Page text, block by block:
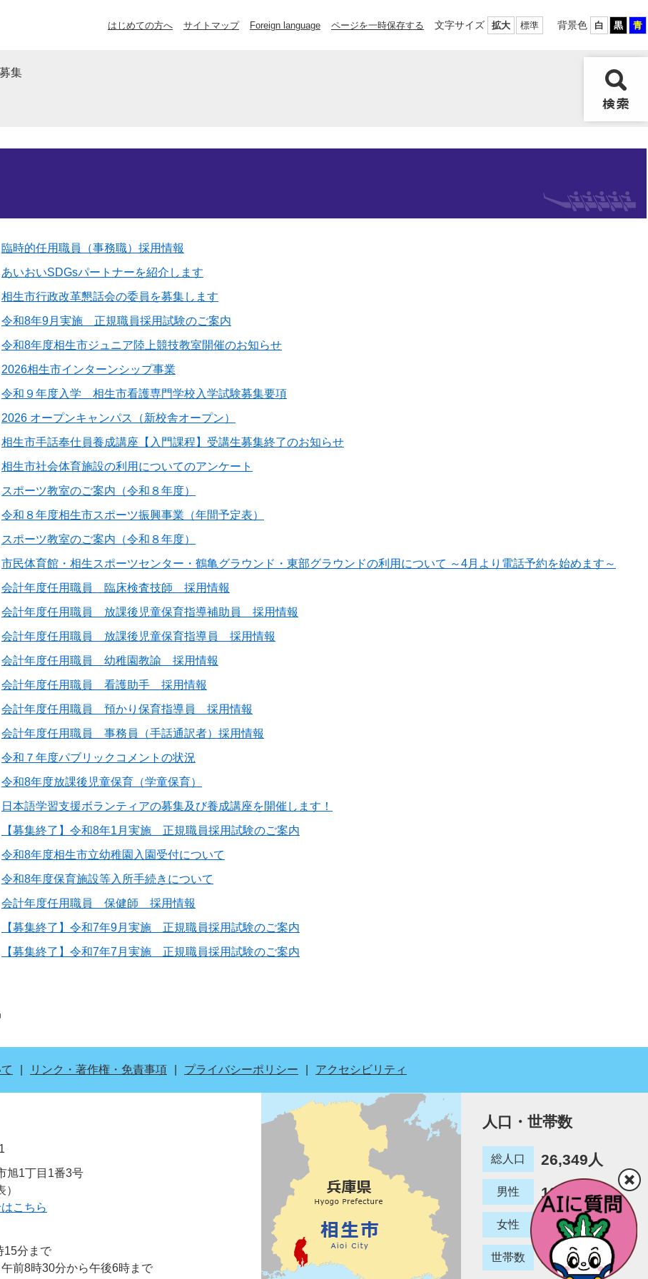
はじめての方へ サイトマップ Foreign language ページを一時保存する 文字サイズ 拡大 標準 背景色 白 黒 青
募集
臨時的任用職員（事務職）採用情報
あいおいSDGsパートナーを紹介します
相生市行政改革懇話会の委員を募集します
令和8年9月実施 正規職員採用試験のご案内
令和8年度相生市ジュニア陸上競技教室開催のお知らせ
2026相生市インターンシップ事業
令和９年度入学 相生市看護専門学校入学試験募集要項
2026 オープンキャンパス（新校舎オープン）
相生市手話奉仕員養成講座【入門課程】受講生募集終了のお知らせ
相生市社会体育施設の利用についてのアンケート
スポーツ教室のご案内（令和８年度）
令和８年度相生市スポーツ振興事業（年間予定表）
スポーツ教室のご案内（令和８年度）
市民体育館・相生スポーツセンター・鶴亀グラウンド・東部グラウンドの利用について ～4月より電話予約を始めます～
会計年度任用職員 臨床検査技師 採用情報
会計年度任用職員 放課後児童保育指導補助員 採用情報
会計年度任用職員 放課後児童保育指導員 採用情報
会計年度任用職員 幼稚園教諭 採用情報
会計年度任用職員 看護助手 採用情報
会計年度任用職員 預かり保育指導員 採用情報
会計年度任用職員 事務員（手話通訳者）採用情報
令和７年度パブリックコメントの状況
令和8年度放課後児童保育（学童保育）
日本語学習支援ボランティアの募集及び養成講座を開催します！
【募集終了】令和8年1月実施 正規職員採用試験のご案内
令和8年度相生市立幼稚園入園受付について
令和8年度保育施設等入所手続きについて
会計年度任用職員 保健師 採用情報
【募集終了】令和7年9月実施 正規職員採用試験のご案内
【募集終了】令和7年7月実施 正規職員採用試験のご案内
リンク・著作権・免責事項 プライバシーポリシー アクセシビリティ
旭1丁目1番3号
こちら
15分まで
前8時30分から午後6時まで
人口・世帯数
総人口 26,349人
男性 12,780人
女性 13,569人
世帯数 12,887世帯